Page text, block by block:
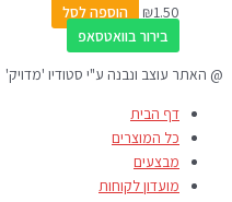
₪1.50
הוספה לסל
בירור בוואטסאפ
@ האתר עוצב ונבנה ע"י סטודיו 'מדויק'
דף הבית
כל המוצרים
מבצעים
מועדון לקוחות